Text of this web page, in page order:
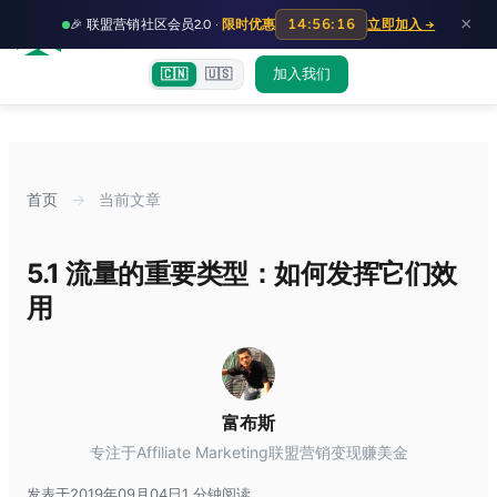
🎉 联盟营销社区会员2.0 · 限时优惠 14:56:15 立即加入 → ×
富裕者联盟 首页文章训练营
HOT
出海教程 认知偏差指南社群交流
🇨🇳 🇺🇸 加入我们
首页 → 当前文章
5.1 流量的重要类型：如何发挥它们效
用
富布斯
专注于Affiliate Marketing联盟营销变现赚美金